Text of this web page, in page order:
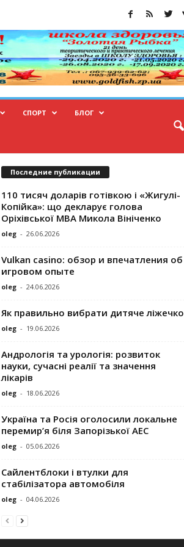
СПОРТ БЛОГ
Последние публикации
110 тисяч доларів готівкою і «Жигулі-
Копійка»: що декларує голова
Оріхівської МВА Микола Вініченко
oleg - 26.06.2026
Vulkan casino: обзор и впечатления об
игровом опыте
oleg - 24.06.2026
Як правильно вибрати дитяче ліжечко
oleg - 19.06.2026
Андрологія та урологія: розвиток
науки, сучасні реалії та значення
лікарів
oleg - 18.06.2026
Україна та Росія оголосили локальне
перемир’я біля Запорізької АЕС
oleg - 05.06.2026
Сайлентблоки і втулки для
стабілізатора автомобіля
oleg - 04.06.2026